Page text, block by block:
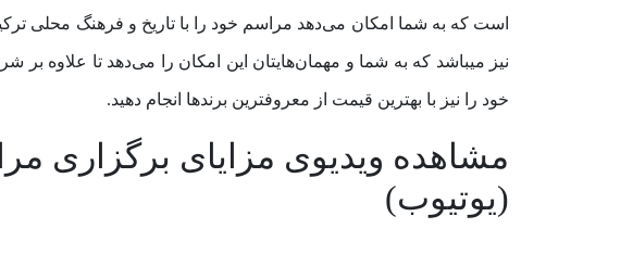
است که به شما امکان می‌دهد مراسم خود را با تاریخ و فرهنگ محلی
نیز میباشد که به شما و مهمان‌هایتان این امکان را می‌دهد تا
خود را نیز با بهترین قیمت از معروفترین برندها انجام دهید.
مشاهده ویدیوی مزایای برگزاری
(یوتیوب)